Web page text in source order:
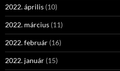
2022. április (10)
2022. március (11)
2022. február (16)
2022. január (15)